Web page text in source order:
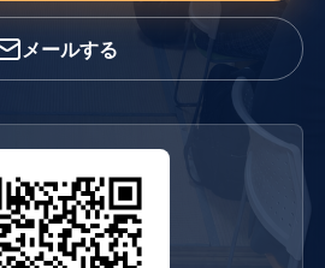
メールする